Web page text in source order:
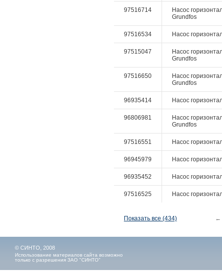
97516714
Насос
Grundfos
97516534 Насос
97515047
Насос
Grundfos
97516650
Насос
Grundfos
96935414 Насос
96806981
Насос
Grundfos
97516551 Насос
96945979 Насос
96935452 Насос
97516525 Насос
Показать все (434) ←
© СИНТО, 2008
Использование материалов сайта возможно
только с разрешения ЗАО "СИНТО"